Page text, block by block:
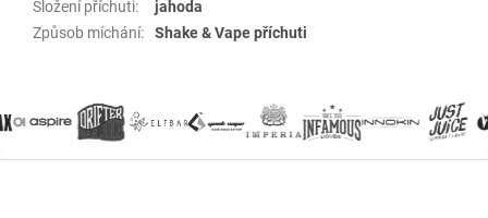
Složení příchuti:
jahoda
Způsob míchání: Shake & Vape příchuti